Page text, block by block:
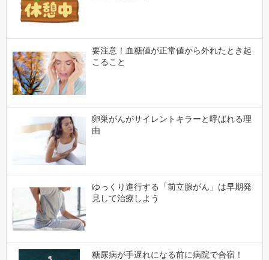
要注意！血糖値が正常値から外れたとき起
こること
卵巣がんがサイレントキラーと呼ばれる理
由
ゆっくり進行する「前立腺がん」は早期発
見して治療しよう
糖尿病が手遅れになる前に病院で合宿！